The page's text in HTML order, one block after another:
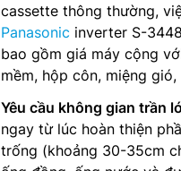
cassette thông thường,
Panasonic inverter S-
bao gồm giá máy cộng
mềm, hộp côn, miệng
Yêu cầu không gian trần
ngay từ lúc hoàn thiện
trống (khoảng 30-35cm